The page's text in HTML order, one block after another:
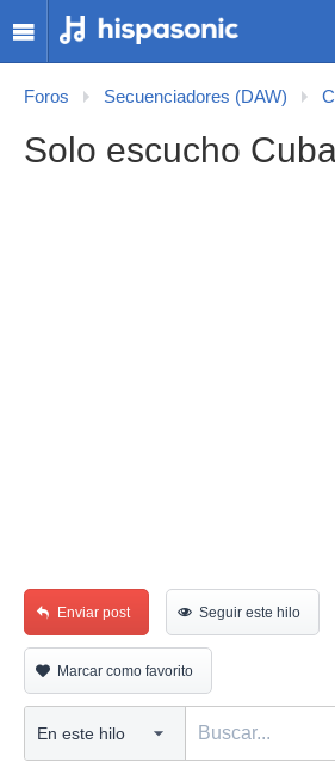
Foros Secuenciadores (DAW)
Solo escucho
Enviar post Seguir este hilo
Marcar como favorito